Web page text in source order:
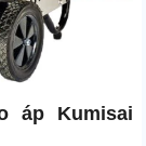
áp Kumisai